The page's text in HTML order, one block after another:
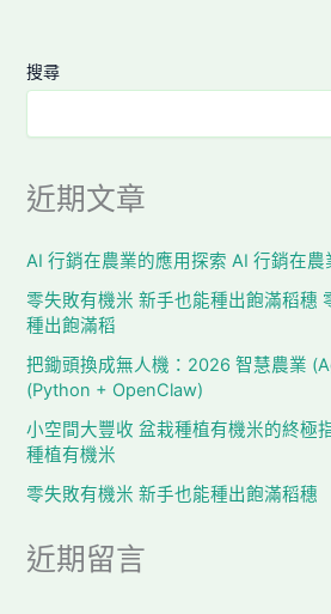
搜尋
近期文章
AI 行銷在農業的應用探索 AI 行銷在農
零失敗有機米 新手也能種出飽滿稻穗
種出飽滿稻
把鋤頭換成無人機：2026 智慧農業
(Python + OpenClaw)
小空間大豐收 盆栽種植有機米的終極
種植有機米
零失敗有機米 新手也能種出飽滿稻穗
近期留言